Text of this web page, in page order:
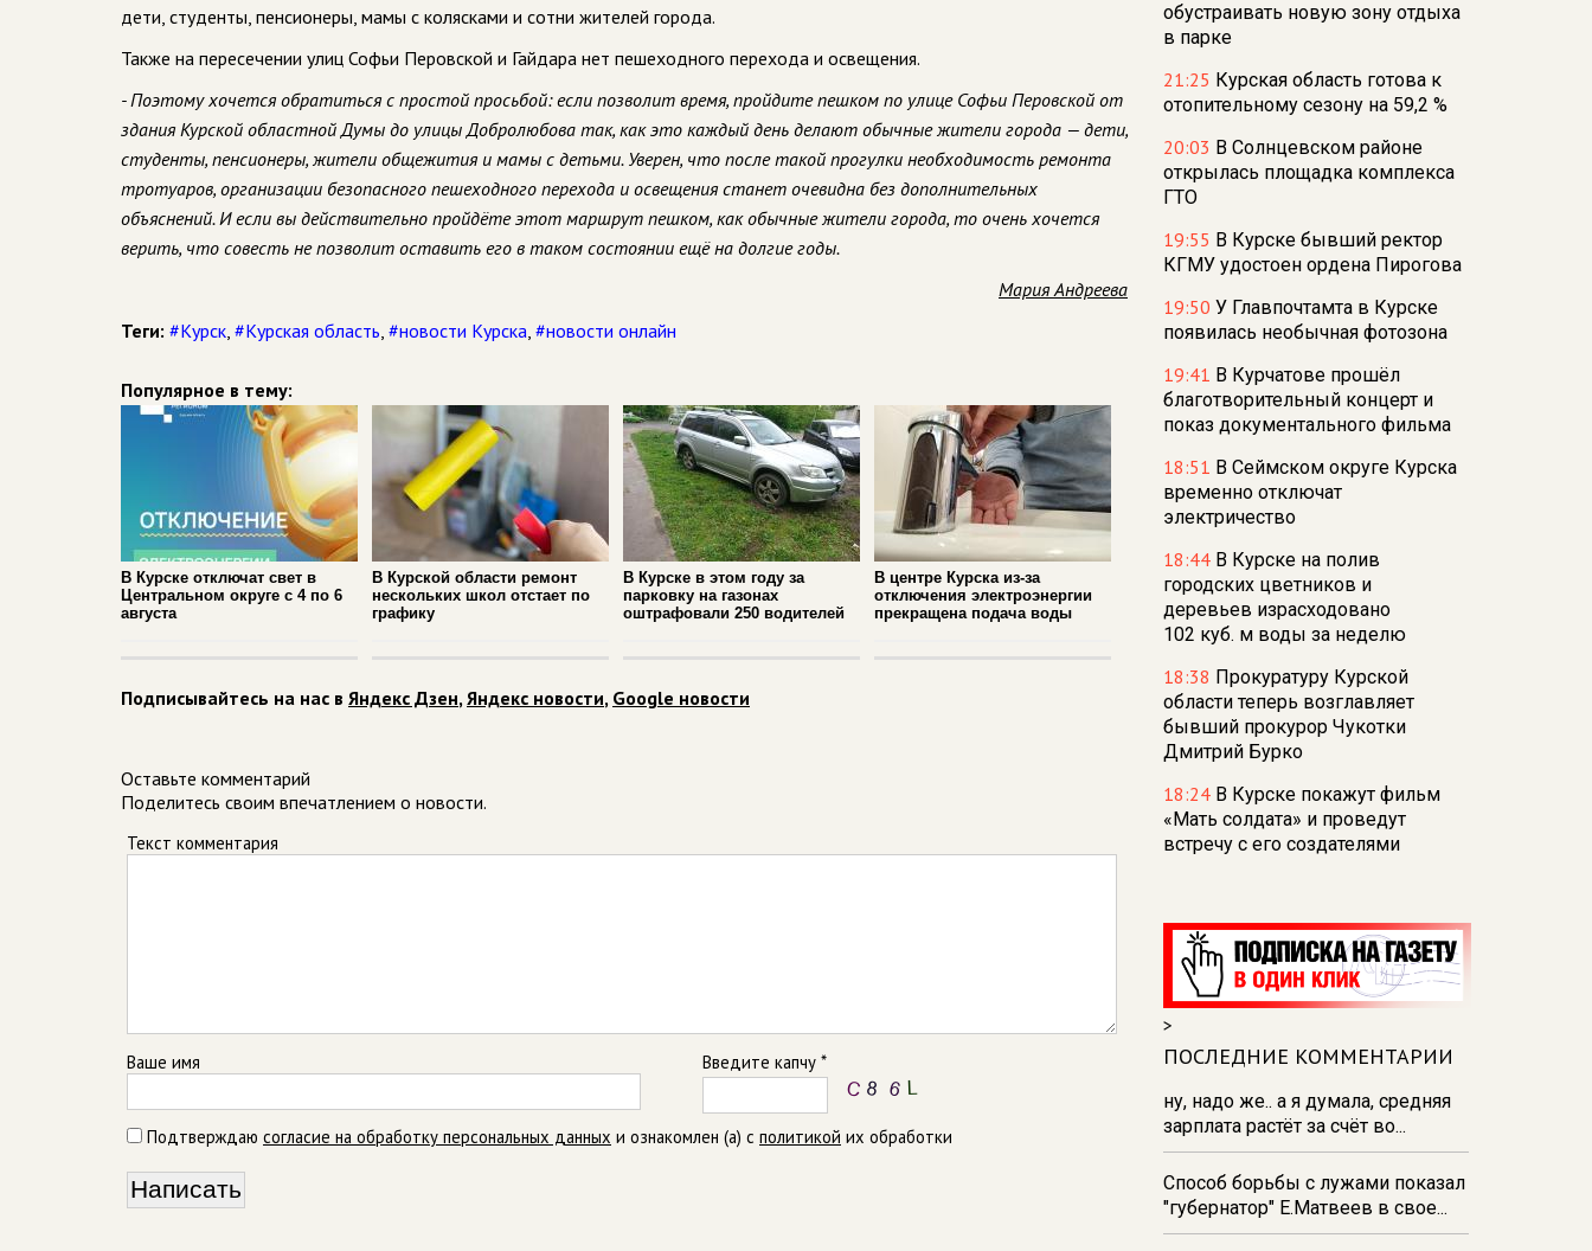
дети, студенты, пенсионеры, мамы с колясками и сотни жителей города.
Также на пересечении улиц Софьи Перовской и Гайдара нет пешеходного перехода и освещения.
- Поэтому хочется обратиться с простой просьбой: если позволит время, пройдите пешком по улице Софьи Перовской от
здания Курской областной Думы до улицы Добролюбова так, как это каждый день делают обычные жители города — дети,
студенты, пенсионеры, жители общежития и мамы с детьми. Уверен, что после такой прогулки необходимость ремонта
тротуаров, организации безопасного пешеходного перехода и освещения станет очевидна без дополнительных
объяснений. И если вы действительно пройдёте этот маршрут пешком, как обычные жители города, то очень хочется
верить, что совесть не позволит оставить его в таком состоянии ещё на долгие годы.
Мария Андреева
Теги: #Курск, #Курская область, #новости Курска, #новости онлайн
Популярное в тему:
В Курске отключат свет в
Центральном округе с 4 по 6
августа
В Курской области ремонт
нескольких школ отстает по
графику
В Курске в этом году за
парковку на газонах
оштрафовали 250 водителей
В центре Курска из‑за
отключения электроэнергии
прекращена подача воды
Подписывайтесь на нас в Яндекс Дзен,Яндекс новости, Google новости
Оставьте комментарий
Поделитесь своим впечатлением о новости.
Текст комментария
Ваше имя Введите капчу *
Подтверждаю согласие на обработку персональных данных и ознакомлен (а) с политикой их обработки
обустраивать новую зону отдыха
в парке
21:25 Курская область готова к
отопительному сезону на 59,2 %
20:03 В Солнцевском районе
открылась площадка комплекса
ГТО
19:55 В Курске бывший ректор
КГМУ удостоен ордена Пирогова
19:50 У Главпочтамта в Курске
появилась необычная фотозона
19:41 В Курчатове прошёл
благотворительный концерт и
показ документального фильма
18:51 В Сеймском округе Курска
временно отключат
электричество
18:44 В Курске на полив
городских цветников и
деревьев израсходовано
102 куб. м воды за неделю
18:38 Прокуратуру Курской
области теперь возглавляет
бывший прокурор Чукотки
Дмитрий Бурко
18:24 В Курске покажут фильм
«Мать солдата» и проведут
встречу с его создателями
из‑за проблем с водоснабжением
17:23
В Курске установили две
камеры ПДД на превышение
скорости
16:55В Курске жителя
Тюменской области осудили за
незаконную перевозку
взрывчатки
16:47В Курске капремонт дорог
выполнен на 54%
>
ПОСЛЕДНИЕ КОММЕНТАРИИ
ну, надо же.. а я думала, средняя
зарплата растёт за счёт во...
Способ борьбы с лужами показал
"губернатор" Е.Матвеев в свое...